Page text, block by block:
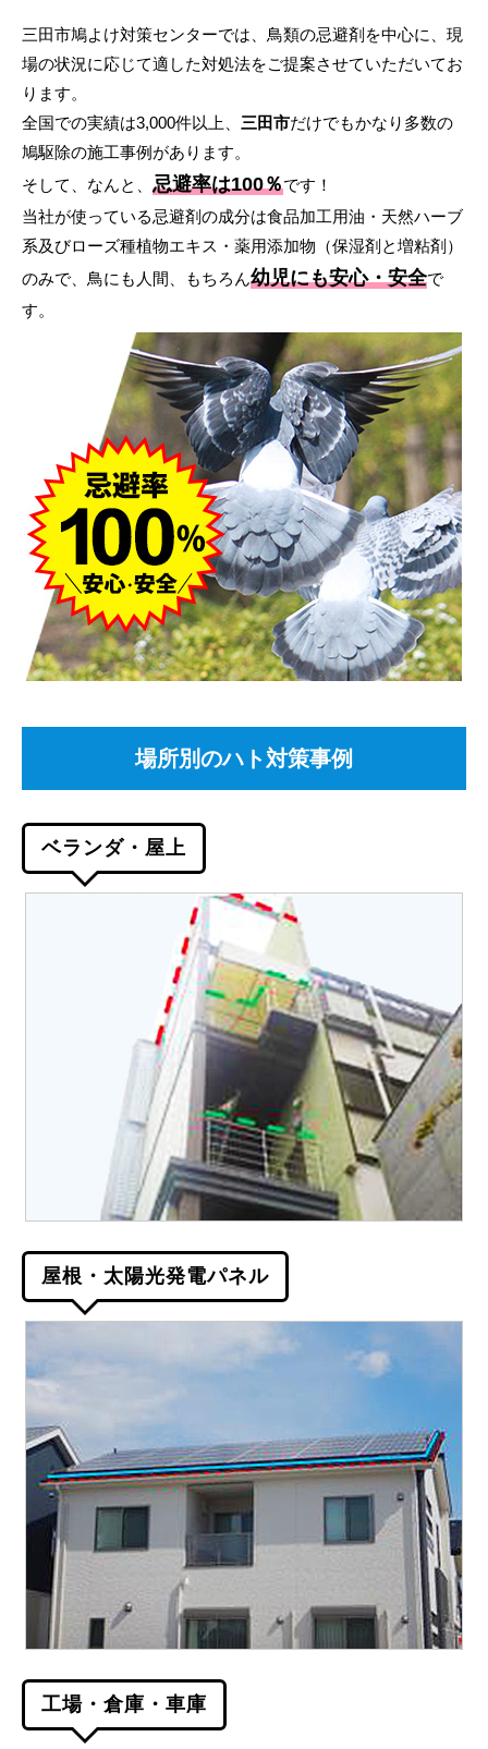
三田市鳩よけ対策センターでは、鳥類の忌避剤を中心に、現
場の状況に応じて適した対処法をご提案させていただいてお
ります。
全国での実績は3,000件以上、 三田市だけでもかなり多数の
鳩駆除の施工事例があります。
そして、なんと、 忌避率は100％です！
当社が使っている忌避剤の成分は食品加工用油・天然ハーブ
系及びローズ種植物エキス・薬用添加物（保湿剤と増粘剤）
のみで、鳥にも人間、もちろん幼児にも安心・安全で
す。
場所別のハト対策事例
ベランダ・屋上
屋根・太陽光発電パネル
工場・倉庫・車庫